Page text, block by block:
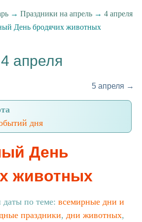
→ Праздники на апрель→ 4 апреля
День бродячих животных
4 апреля
5 апреля →
дня
День
животных
по теме: всемирные дни и
праздники, дни животных,